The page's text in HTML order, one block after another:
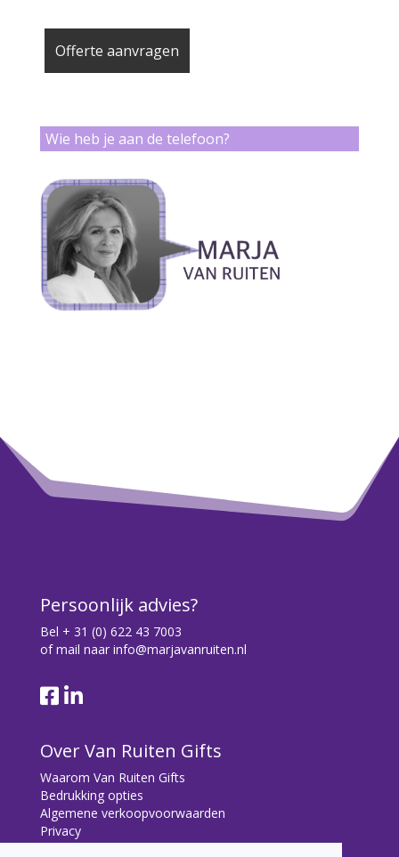
Wie heb je aan de telefoon?
Persoonlijk advies?
Bel + 31 (0) 622 43 7003
of mail naar info@marjavanruiten.nl
Over Van Ruiten Gifts
Waarom Van Ruiten Gifts
Bedrukking opties
Algemene verkoopvoorwaarden
Privacy
Contact